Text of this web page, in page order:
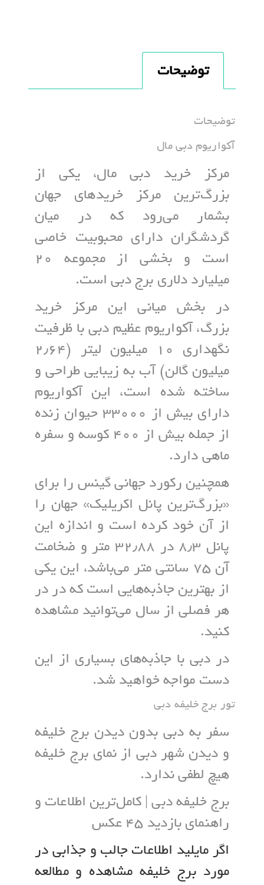
توضیحات
توضیحات
آکواریوم دبی مال
مرکز خرید دبی مال، یکی از
بزرگ‌ترین مرکز خرید‌های جهان
بشمار می‌رود که در میان
گردشگران دارای محبوبیت خاصی
است و بخشی از مجموعه ۲۰
میلیارد دلاری برج دبی است.
در بخش میانی این مرکز خرید
بزرگ، آکواریوم عظیم دبی با ظرفیت
نگهداری ۱۰ میلیون لیتر (۲٫۶۴
میلیون گالن) آب به زیبایی طراحی و
ساخته شده است، این آکواریوم
دارای بیش از ۳۳۰۰۰ حیوان زنده
از جمله بیش از ۴۰۰ کوسه و سفره
ماهی دارد.
همچنین رکورد جهانی گینس را برای
«بزرگ‌ترین پانل اکریلیک» جهان را
از آن خود کرده است و اندازه این
پانل ۸٫۳ در ۳۲٫۸۸ متر و ضخامت
آن ۷۵ سانتی متر می‌باشد، این یکی
از بهترین جاذبه‌هایی است که در در
هر فصلی از سال می‌توانید مشاهده
کنید.
در دبی با جاذبه‌های بسیاری از این
دست مواجه خواهید شد.
تور برج خلیفه دبی
سفر به دبی بدون دیدن برج خلیفه
و دیدن شهر دبی از نمای برج خلیفه
هیچ لطفی ندارد.
برج خلیفه دبی | کامل‌ترین اطلاعات و
راهنمای بازدید 45 عکس
اگر مایلید اطلاعات جالب و جذابی در
مورد برج خلیفه مشاهده و مطالعه